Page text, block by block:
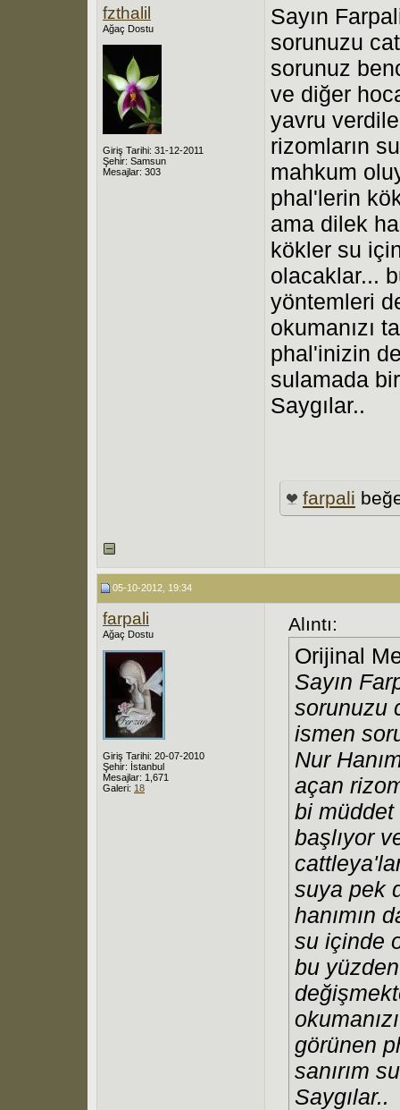
fzthalil
Ağaç Dostu
Giriş Tarihi: 31-12-2011
Şehir: Samsun
Mesajlar: 303
Sayın
sorunuzu
sorunuz
ve diğer
yavru
rizomların
mahkum
phal'lerin
ama dilek
kökler su
olacaklar...
yöntemleri
okumanızı
phal'inizin
sulamada
Saygılar..
farpali
05-10-2012, 19:34
farpali
Ağaç Dostu
Giriş Tarihi: 20-07-2010
Şehir: İstanbul
Mesajlar: 1,671
Galeri: 18
Alıntı:
Orijinal
Sayın
sorunuzu
ismen
Nur
açan
bi müddet
başlıyor
suya pek
hanımın
su içinde
bu
görünen
sanırım
Saygılar..